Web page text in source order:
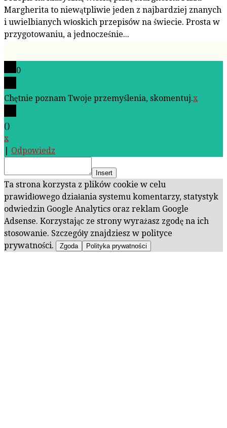
Margherita to niewątpliwie jeden z najbardziej znanych
i uwielbianych włoskich przepisów na świecie. Prosta w
przygotowaniu, a jednocześnie...
0
Chętnie poznam Twoje przemyślenia, skomentuj.x
()
x
Odpowiedz
Insert
Ta strona korzysta z plików cookie w celu
prawidłowego działania systemu komentarzy, statystyk
odwiedzin Google Analytics oraz reklam Google
Adsense. Korzystając ze strony wyrażasz zgodę na ich
stosowanie. Szczegóły znajdziesz w polityce
prywatności.
Zgoda Polityka prywatności